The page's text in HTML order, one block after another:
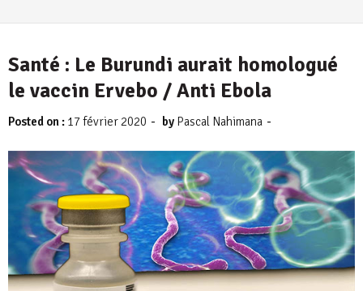
Santé : Le Burundi aurait homologué
le vaccin Ervebo / Anti Ebola
Posted on : 17 février 2020 - by Pascal Nahimana -